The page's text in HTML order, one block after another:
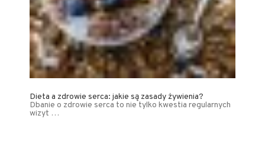
Dieta a zdrowie serca: jakie są zasady żywienia?
Dbanie o zdrowie serca to nie tylko kwestia regularnych
wizyt …